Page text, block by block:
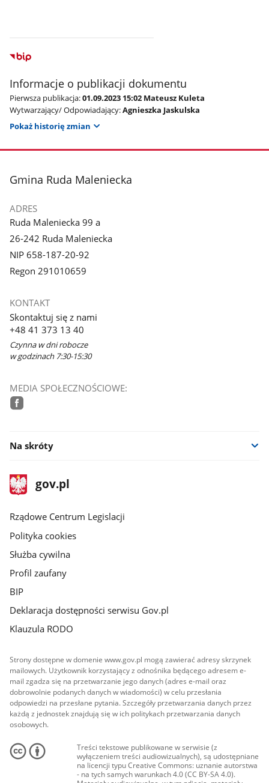
Informacje o publikacji dokumentu
Pierwsza publikacja:01.09.2023 15:02 Mateusz Kuleta
Wytwarzający/ Odpowiadający:Agnieszka Jaskulska
Pokaż historię zmian
stopka
Gmina Ruda Maleniecka
ADRES
Ruda Maleniecka 99 a
26-242 Ruda Maleniecka
NIP 658-187-20-92
Regon 291010659
KONTAKT
Skontaktuj się z nami
+48 41 373 13 40
Czynna w dni robocze
w godzinach 7:30-15:30
MEDIA SPOŁECZNOŚCIOWE:
Na skróty
stopka
gov.plStrona
gov.pl
Rządowe Centrum Legislacji
Polityka cookies
Służba cywilna
Profil zaufany
BIP
Deklaracja dostępności serwisu Gov.pl
Klauzula RODO
Strony dostępne w domenie www.gov.pl mogą zawierać adresy skrzynek
mailowych. Użytkownik korzystający z odnośnika będącego adresem e-
mail zgadza się na przetwarzanie jego danych (adres e-mail oraz
dobrowolnie podanych danych w wiadomości) w celu przesłania
odpowiedzi na przesłane pytania. Szczegóły przetwarzania danych przez
każdą z jednostek znajdują się w ich politykach przetwarzania danych
osobowych.
Treści tekstowe publikowane w serwisie (z
wyłączeniem treści audiowizualnych), są udostępniane
na licencji typu Creative Commons: uznanie autorstwa
- na tych samych warunkach 4.0 (CC BY-SA 4.0).